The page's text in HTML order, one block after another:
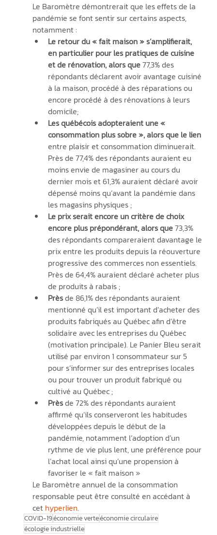
Le Baromètre démontrerait que les effets de la
pandémie se font sentir sur certains aspects,
notamment :
Le retour du « fait maison » s’amplifierait,
en particulier pour les pratiques de cuisine
et de rénovation, alors que 77,3% des
répondants déclarent avoir avantage cuisiné
à la maison, procédé à des réparations ou
encore procédé à des rénovations à leurs
domicile;
Les québécois adopteraient une «
consommation plus sobre », alors que le lien
entre plaisir et consommation diminuerait.
Près de 77,4% des répondants auraient eu
moins envie de magasiner au cours du
dernier mois et 61,3% auraient déclaré avoir
dépensé moins qu’avant la pandémie dans
les magasins physiques ;
Le prix serait encore un critère de choix
encore plus prépondérant, alors que 73,3%
des répondants compareraient davantage le
prix entre les produits depuis la réouverture
progressive des commerces non essentiels.
Près de 64,4% auraient déclaré acheter plus
de produits à rabais ;
Près de 86,1% des répondants auraient
mentionné qu’il est important d’acheter des
produits fabriqués au Québec afin d’être
solidaire avec les entreprises du Québec
(motivation principale). Le Panier Bleu serait
utilisé par environ 1 consommateur sur 5
pour s’informer sur des entreprises locales
ou pour trouver un produit fabriqué ou
cultivé au Québec ;
Près de 72% des répondants auraient
affirmé qu’ils conserveront les habitudes
développées depuis le début de la
pandémie, notamment l’adoption d’un
rythme de vie plus lent, une préférence pour
l’achat local ainsi qu’une propension à
favoriser le « fait maison »
Le Baromètre annuel de la consommation
responsable peut être consulté en accédant à
cet hyperlien.
COVID-19économie verteéconomie circulaire
écologie industrielle